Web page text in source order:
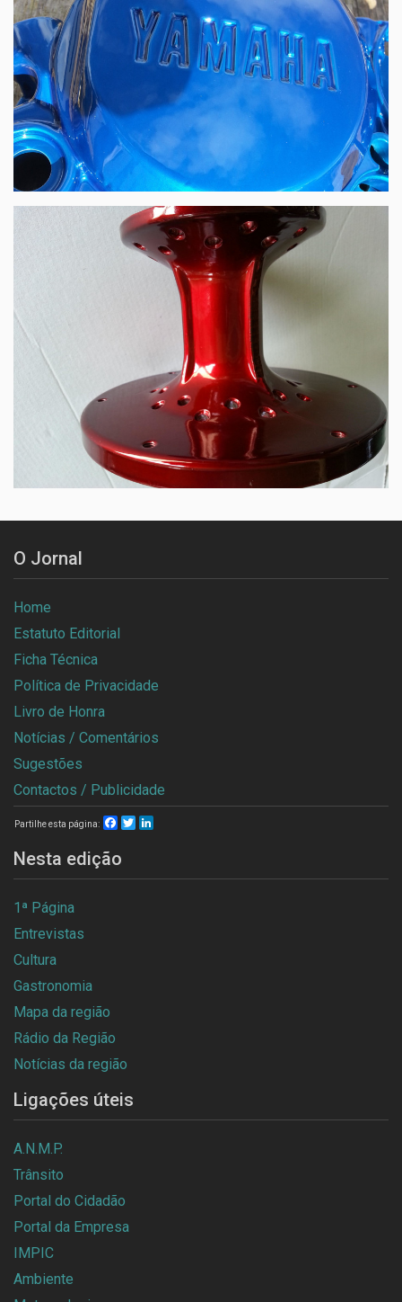
O Jornal
Home
Estatuto Editorial
Ficha Técnica
Política de Privacidade
Livro de Honra
Notícias / Comentários
Sugestões
Contactos / Publicidade
Partilhe esta página: Facebook
Twitter
Nesta edição
1ª Página
Entrevistas
Cultura
Gastronomia
Mapa da região
Rádio da Região
Notícias da região
Ligações úteis
A.N.M.P.
Trânsito
Portal do Cidadão
Portal da Empresa
IMPIC
Ambiente